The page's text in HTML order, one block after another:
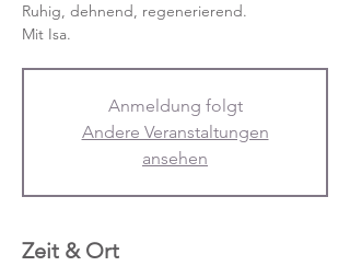
Ruhig, dehnend, regenerierend.
Mit Isa.
Anmeldung folgt
Andere Veranstaltungen
ansehen
Zeit & Ort